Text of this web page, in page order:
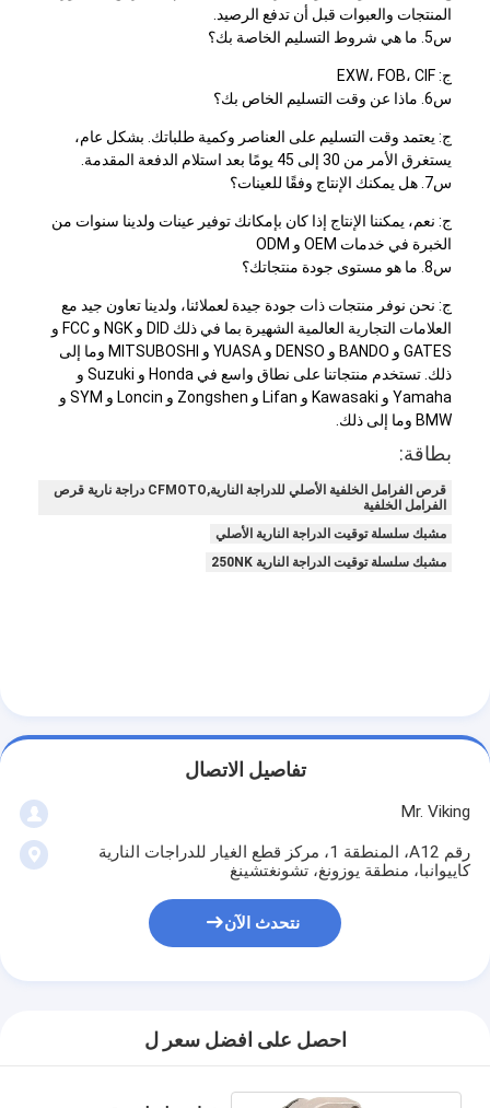
المنتجات والعبوات قبل أن تدفع الرصيد.
س5. ما هي شروط التسليم الخاصة بك؟
ج: EXW، FOB، CIF
س6. ماذا عن وقت التسليم الخاص بك؟
ج: يعتمد وقت التسليم على العناصر وكمية طلباتك. بشكل عام،
يستغرق الأمر من 30 إلى 45 يومًا بعد استلام الدفعة المقدمة.
س7. هل يمكنك الإنتاج وفقًا للعينات؟
ج: نعم، يمكننا الإنتاج إذا كان بإمكانك توفير عينات ولدينا سنوات من
الخبرة في خدمات OEM و ODM
س8. ما هو مستوى جودة منتجاتك؟
ج: نحن نوفر منتجات ذات جودة جيدة لعملائنا، ولدينا تعاون جيد مع
العلامات التجارية العالمية الشهيرة بما في ذلك DID و NGK و FCC و
GATES و BANDO و DENSO و YUASA و MITSUBOSHI وما إلى
ذلك. تستخدم منتجاتنا على نطاق واسع في Honda و Suzuki و
Yamaha و Kawasaki و Lifan و Zongshen و Loncin و SYM و
BMW وما إلى ذلك.
بطاقة:
قرص الفرامل الخلفية الأصلي للدراجة النارية,CFMOTO دراجة نارية قرص
الفرامل الخلفية
مشبك سلسلة توقيت الدراجة النارية الأصلي
مشبك سلسلة توقيت الدراجة النارية 250NK
تفاصيل الاتصال
Mr. Viking
رقم A12، المنطقة 1، مركز قطع الغيار للدراجات النارية
كاييوانبا، منطقة يوزونغ، تشونغتشينغ
نتحدث الآن
احصل على افضل سعر ل